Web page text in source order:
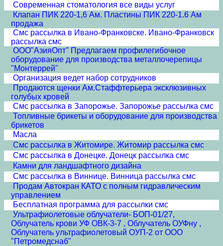
Современная стоматология все виды услуг
Клапан ПИК 220-1,6 Ам. Пластины ПИК 220-1.6 Ам
продажа
Смс рассылка в Ивано-Франковске. Ивано-Франковск
рассылка смс
ООО"АзияОпт" Предлагаем профилегибочное
оборудование для производства металлочерепицы
"Монтеррей"
Организация ведет набор сотрудников
Продаются щенки Ам.Стаффтерьера эксклюзивных
голубых кровей
Смс рассылка в Запорожье. Запорожье рассылка смс
Топливные брикеты и оборудование для производства
брикетов
Масла
Смс рассылка в Житомире. Житомир рассылка смс
Смс рассылка в Донецке. Донецк рассылка смс
Камни для ландшафтного дизайна
Смс рассылка в Виннице. Винница рассылка смс
Продам Автокран КАТО с полным гидравлическим
управлением
Бесплатная программа для рассылки смс
Ультрафиолетовые облучатели- БОП-01/27,
Облучатель крови УФ ОВК-3-7 , Облучатель ОУФну ,
Облучатель ультрафиолетовый ОУП-2 от ООО
"Петромедснаб"